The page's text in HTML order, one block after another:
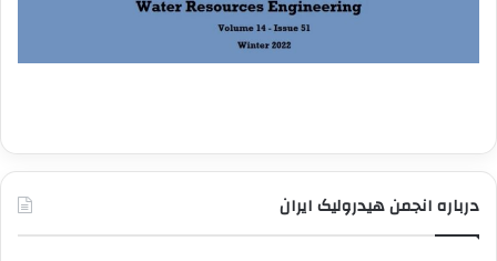
درباره انجمن هیدرولیک ایران